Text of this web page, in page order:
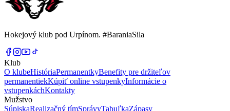
Hokejový klub pod Urpínom. #BaraniaSila
Klub
O klubeHistóriaPermanentkyBenefity pre držiteľov
permanentiekKúpiť online vstupenkyInformácie o
vstupenkáchKontakty
Mužstvo
SúpiskaRealizačný tímSprávyTabuľkaZápasy